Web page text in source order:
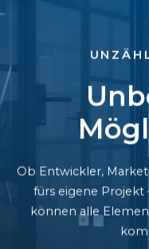
Ob Entwickler,
fürs eigene Projekt
können alle